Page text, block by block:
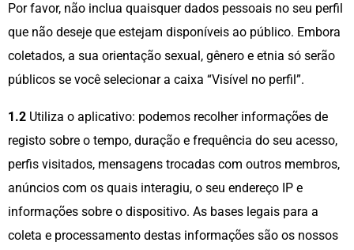
Por favor, não inclua quaisquer dados pessoais no seu perfil
que não deseje que estejam disponíveis ao público. Embora
coletados, a sua orientação sexual, gênero e etnia só serão
públicos se você selecionar a caixa “Visível no perfil”.
1.2 Utiliza o aplicativo: podemos recolher informações de
registo sobre o tempo, duração e frequência do seu acesso,
perfis visitados, mensagens trocadas com outros membros,
anúncios com os quais interagiu, o seu endereço IP e
informações sobre o dispositivo. As bases legais para a
coleta e processamento destas informações são os nossos